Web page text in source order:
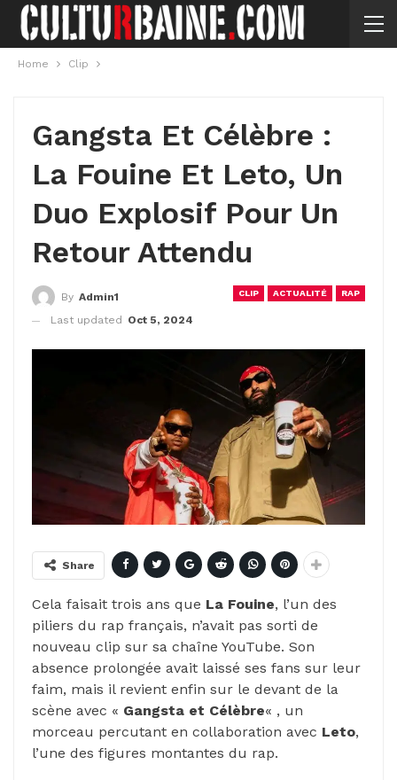
Home Clip
Gangsta Et Célèbre :
La Fouine Et Leto, Un
Duo Explosif Pour Un
Retour Attendu
CLIP ACTUALITÉ RAP
By Admin1
Last updated
Oct 5, 2024
Share
Cela faisait trois ans que La Fouine, l’un des
piliers du rap français, n’avait pas sorti de
nouveau clip sur sa chaîne YouTube. Son
absence prolongée avait laissé ses fans sur leur
faim, mais il revient enfin sur le devant de la
scène avec « Gangsta et Célèbre« , un
morceau percutant en collaboration avec Leto,
l’une des figures montantes du rap.